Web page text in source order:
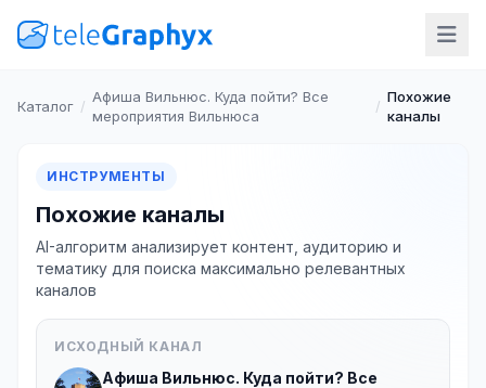
Каталог /
Афиша Вильнюс. Куда пойти? Все
мероприятия Вильнюса
/
Похожие
каналы
ИНСТРУМЕНТЫ
Похожие каналы
AI-алгоритм анализирует контент, аудиторию и
тематику для поиска максимально релевантных
каналов
ИСХОДНЫЙ КАНАЛ
Афиша Вильнюс. Куда пойти? Все